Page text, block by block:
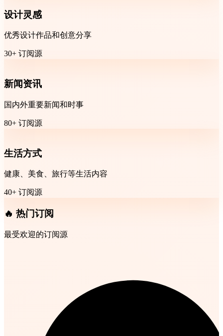
设计灵感
优秀设计作品和创意分享
30+ 订阅源
新闻资讯
国内外重要新闻和时事
80+ 订阅源
生活方式
健康、美食、旅行等生活内容
40+ 订阅源
🔥 热门订阅
最受欢迎的订阅源